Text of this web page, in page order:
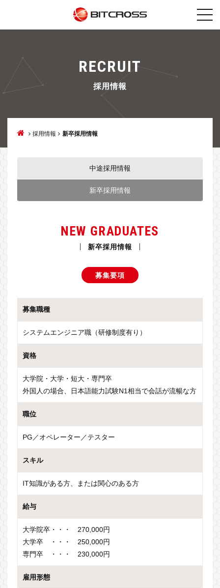
RECRUIT
採用情報
採用情報 新卒採用情報
中途採用情報
新卒採用情報
NEW GRADUATES
新卒採用情報
募集要項
募集職種
システムエンジニア職（研修制度有り）
資格
大学院・大学・短大・専門卒
外国人の場合、日本語能力試験N1相当で会話が流暢な方
職位
PG／オペレーター／テスター
スキル
IT知識がある方、または関心のある方
給与
大学院卒・・・ 270,000円
大学卒 ・・・ 250,000円
専門卒 ・・・ 230,000円
雇用形態